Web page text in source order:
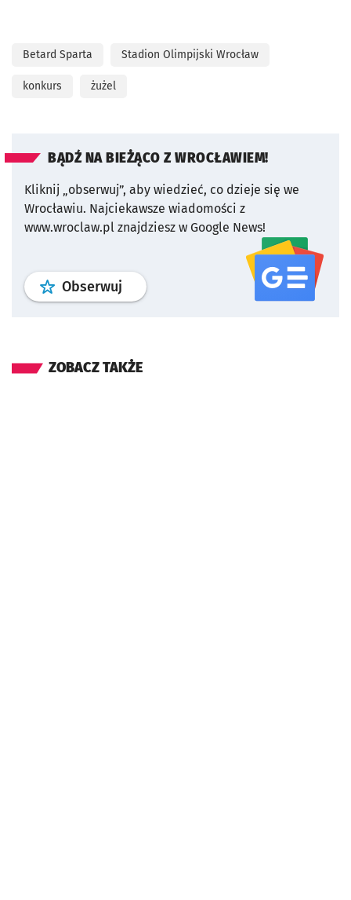
Betard Sparta Stadion Olimpijski Wrocław
konkurs żużel
BĄDŹ NA BIEŻĄCO Z WROCŁAWIEM!
Kliknij „obserwuj”, aby wiedzieć, co dzieje się we
Wrocławiu. Najciekawsze wiadomości z
www.wroclaw.pl znajdziesz w Google News!
Obserwuj profil serwisu
ZOBACZ TAKŻE